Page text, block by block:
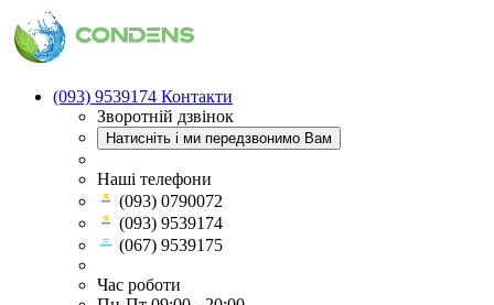
(093) 9539174 Контакти
Зворотній дзвінок
Натисніть і ми передзвонимо Вам
Наші телефони
(093) 0790072
(093) 9539174
(067) 9539175
Час роботи